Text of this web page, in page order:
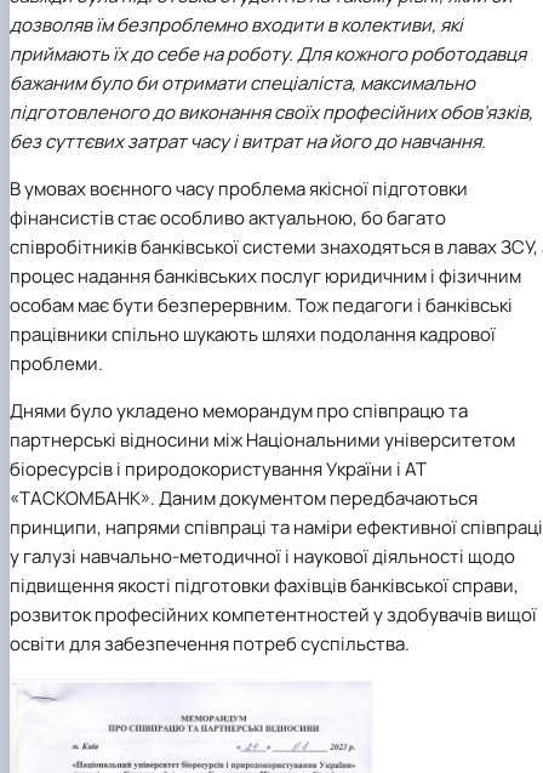
дозволяв їм безпроблемно входити в колективи, які
приймають їх до себе на роботу. Для кожного роботодавця
бажаним було би отримати спеціаліста, максимально
підготовленого до виконання своїх професійних обов’язків,
без суттєвих затрат часу і витрат на його донавчання.
В умовах воєнного часу проблема якісної підготовки
фінансистів стає особливо актуальною, бо багато
співробітників банківської системи знаходяться в лавах ЗСУ,
процес надання банківських послуг юридичним і фізичним
особам має бути безперервним. Тож педагоги і банківські
працівники спільно шукають шляхи подолання кадрової
проблеми.
Днями було укладено меморандум про співпрацю та
партнерські відносини між Національними університетом
біоресурсів і природокористування України і АТ
«ТАСКОМБАНК». Даним документом передбачаються
принципи, напрями співпраці та наміри ефективної співпраці
у галузі навчально-методичної і наукової діяльності щодо
підвищення якості підготовки фахівців банківської справи,
розвиток професійних компетентностей у здобувачів вищої
освіти для забезпечення потреб суспільства.